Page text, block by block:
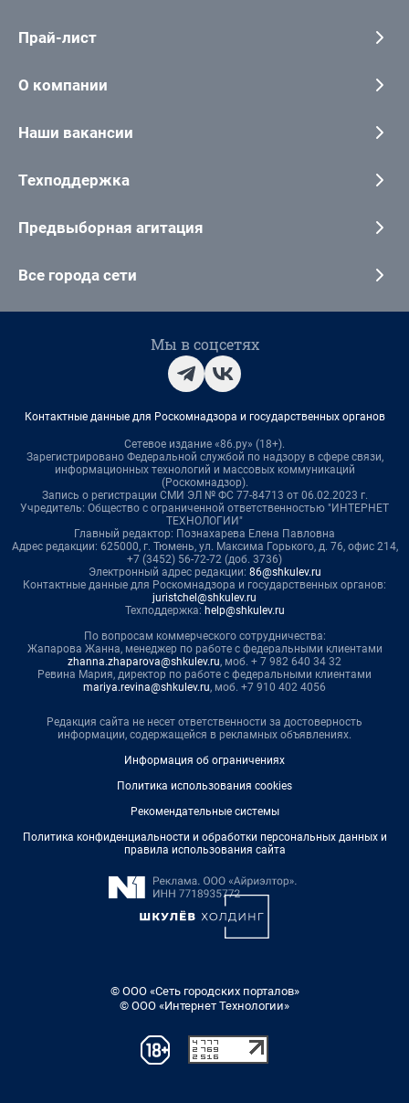
Прай-лист
О компании
Наши вакансии
Техподдержка
Предвыборная агитация
Все города сети
Мы в соцсетях
Контактные данные для Роскомнадзора и государственных органов
Сетевое издание «86.ру» (18+).
Зарегистрировано Федеральной службой по надзору в сфере связи,
информационных технологий и массовых коммуникаций
(Роскомнадзор).
Запись о регистрации СМИ ЭЛ № ФС 77-84713 от 06.02.2023 г.
Учредитель: Общество с ограниченной ответственностью "ИНТЕРНЕТ
ТЕХНОЛОГИИ"
Главный редактор: Познахарева Елена Павловна
Адрес редакции: 625000, г. Тюмень, ул. Максима Горького, д. 76, офис 214,
+7 (3452) 56-72-72 (доб. 3736)
Электронный адрес редакции: 86@shkulev.ru
Контактные данные для Роскомнадзора и государственных органов:
juristchel@shkulev.ru
Техподдержка: help@shkulev.ru
По вопросам коммерческого сотрудничества:
Жапарова Жанна, менеджер по работе с федеральными клиентами
zhanna.zhaparova@shkulev.ru, моб. + 7 982 640 34 32
Ревина Мария, директор по работе с федеральными клиентами
mariya.revina@shkulev.ru, моб. +7 910 402 4056
Редакция сайта не несет ответственности за достоверность
информации, содержащейся в рекламных объявлениях.
Информация об ограничениях
Политика использования cookies
Рекомендательные системы
Политика конфиденциальности и обработки персональных данных и
правила использования сайта
© ООО «Сеть городских порталов»
© ООО «Интернет Технологии»